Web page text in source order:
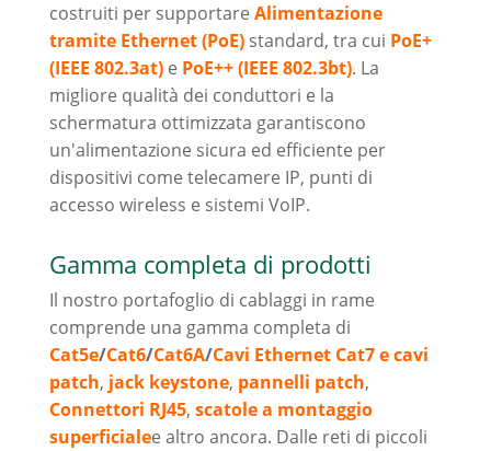
costruiti per supportare Alimentazione
tramite Ethernet (PoE)standard, tra cui PoE+
(IEEE 802.3at)e PoE++ (IEEE 802.3bt). La
migliore qualità dei conduttori e la
schermatura ottimizzata garantiscono
un'alimentazione sicura ed efficiente per
dispositivi come telecamere IP, punti di
accesso wireless e sistemi VoIP.
Gamma completa di prodotti
Il nostro portafoglio di cablaggi in rame
comprende una gamma completa di
Cat5e/Cat6/Cat6A/Cavi Ethernet Cat7 e cavi
patch, jack keystone, pannelli patch,
Connettori RJ45, scatole a montaggio
superficialee altro ancora. Dalle reti di piccoli